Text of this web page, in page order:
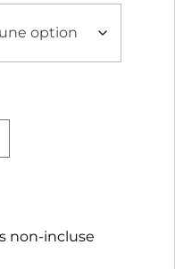
non-incluse